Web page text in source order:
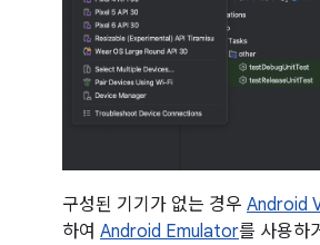
구성된 기기가 없는 경우 Android
하여 Android Emulator를 사용하